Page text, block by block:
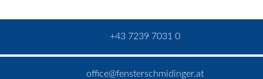
+43 7239 7031 0
office@fensterschmidinger.at